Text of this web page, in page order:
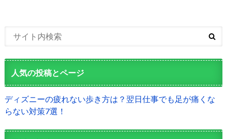
人気の投稿とページ
ディズニーの疲れない歩き方は？翌日仕事でも足が痛くな
らない対策7選！